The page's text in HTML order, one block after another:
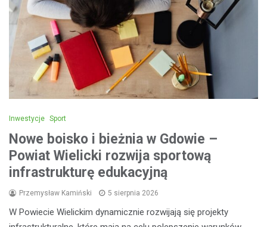
Inwestycje Sport
Nowe boisko i bieżnia w Gdowie –
Powiat Wielicki rozwija sportową
infrastrukturę edukacyjną
Przemysław Kamiński 5 sierpnia 2026
W Powiecie Wielickim dynamicznie rozwijają się projekty